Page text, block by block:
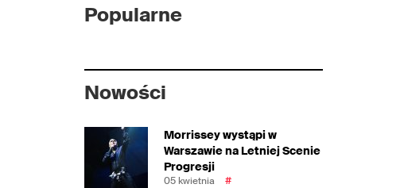
Popularne
Nowości
Morrissey wystąpi w
Warszawie na Letniej Scenie
Progresji
05 kwietnia #